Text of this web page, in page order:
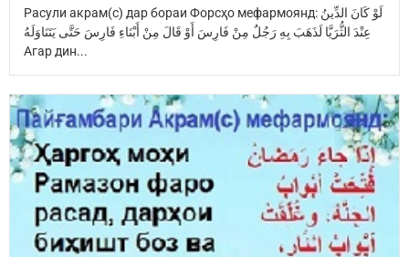
Расули акрам(с) дар бораи Форсҳо мефармоянд: ‏لَوْ كَانَ الدِّينُ
عِنْدَ ‏الثُّرَيَّا‏ ‏لَذَهَبَ بِهِ رَجُلٌ مِنْ فَارِسَ ‏أَوْ قَالَ مِنْ أَبْنَاءِ فَارِسَ ‏حَتَّى يَتَنَاوَلَهُ
Агар дин...